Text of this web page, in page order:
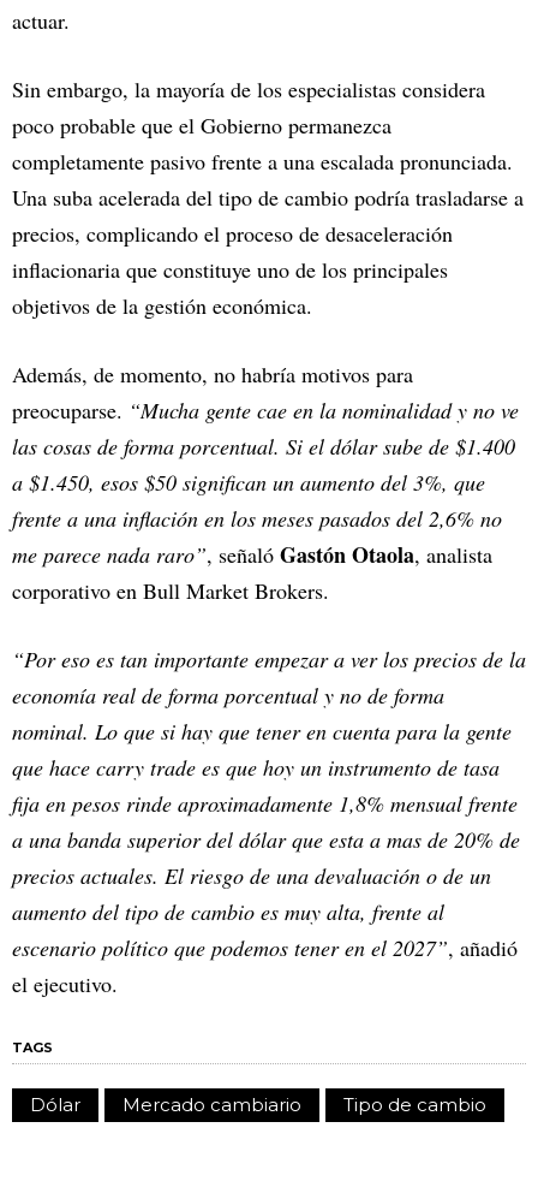
actuar.
Sin embargo, la mayoría de los especialistas considera
poco probable que el Gobierno permanezca
completamente pasivo frente a una escalada pronunciada.
Una suba acelerada del tipo de cambio podría trasladarse a
precios, complicando el proceso de desaceleración
inflacionaria que constituye uno de los principales
objetivos de la gestión económica.
Además, de momento, no habría motivos para
preocuparse. “Mucha gente cae en la nominalidad y no ve
las cosas de forma porcentual. Si el dólar sube de $1.400
a $1.450, esos $50 significan un aumento del 3%, que
frente a una inflación en los meses pasados del 2,6% no
me parece nada raro”, señaló Gastón Otaola, analista
corporativo en Bull Market Brokers.
“Por eso es tan importante empezar a ver los precios de la
economía real de forma porcentual y no de forma
nominal. Lo que si hay que tener en cuenta para la gente
que hace carry trade es que hoy un instrumento de tasa
fija en pesos rinde aproximadamente 1,8% mensual frente
a una banda superior del dólar que esta a mas de 20% de
precios actuales. El riesgo de una devaluación o de un
aumento del tipo de cambio es muy alta, frente al
escenario político que podemos tener en el 2027”, añadió
el ejecutivo.
TAGS
Dólar Mercado cambiario Tipo de cambio